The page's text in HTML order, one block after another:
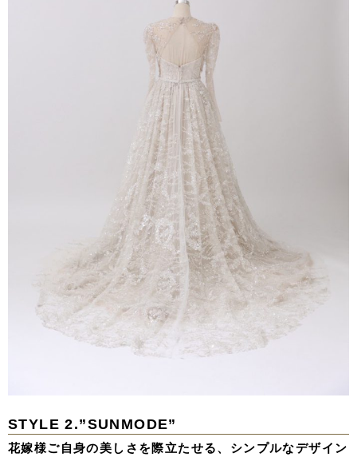
STYLE 2.”SUNMODE”
花嫁様ご自身の美しさを際立たせる、シンプルなデザイン